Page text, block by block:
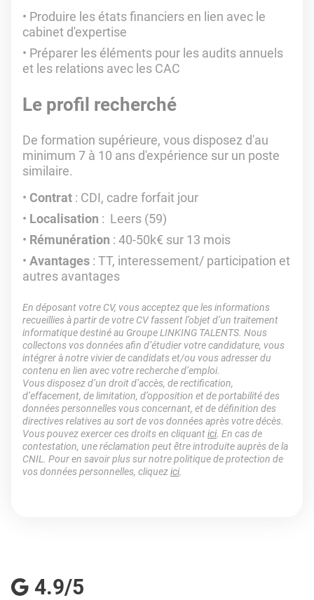
Produire les états financiers en lien avec le
cabinet d'expertise
Préparer les éléments pour les audits annuels
et les relations avec les CAC
Le profil recherché
De formation supérieure, vous disposez d'au
minimum 7 à 10 ans d'expérience sur un poste
similaire.
Contrat : CDI, cadre forfait jour
Localisation : Leers (59)
Rémunération : 40-50k€ sur 13 mois
Avantages : TT, interessement/ participation et
autres avantages
En déposant votre CV, vous acceptez que les informations
recueillies à partir de votre CV fassent l’objet d’un traitement
informatique destiné au Groupe LINKING TALENTS. Nous
collectons vos données afin d’étudier votre candidature, vous
intégrer à notre vivier de candidats et/ou vous adresser du
contenu en lien avec votre recherche d’emploi.
Vous disposez d’un droit d’accès, de rectification,
d’effacement, de limitation, d’opposition et de portabilité des
données personnelles vous concernant, et de définition des
directives relatives au sort de vos données après votre décès.
Vous pouvez exercer ces droits en cliquantici. En cas de
contestation, une réclamation peut être introduite auprès de la
CNIL. Pour en savoir plus sur notre politique de protection de
vos données personnelles, cliquezici.
4.9/5